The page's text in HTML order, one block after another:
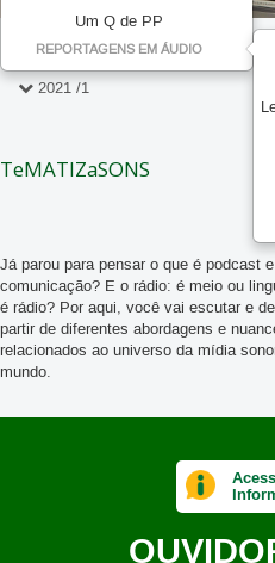
Um Q de PP
REPORTAGENS EM ÁUDIO
2021 /1
Cabine
Feiticeiros do Saber - A Afinação do
Som, memória, afeto
Silêncios, sons e sentidos
TeMATIZaSONS
Já parou para pensar o que é podcast
comunicação? E o rádio: é meio ou
é rádio? Por aqui, você vai escutar e
partir de diferentes abordagens e
relacionados ao universo da mídia
mundo.